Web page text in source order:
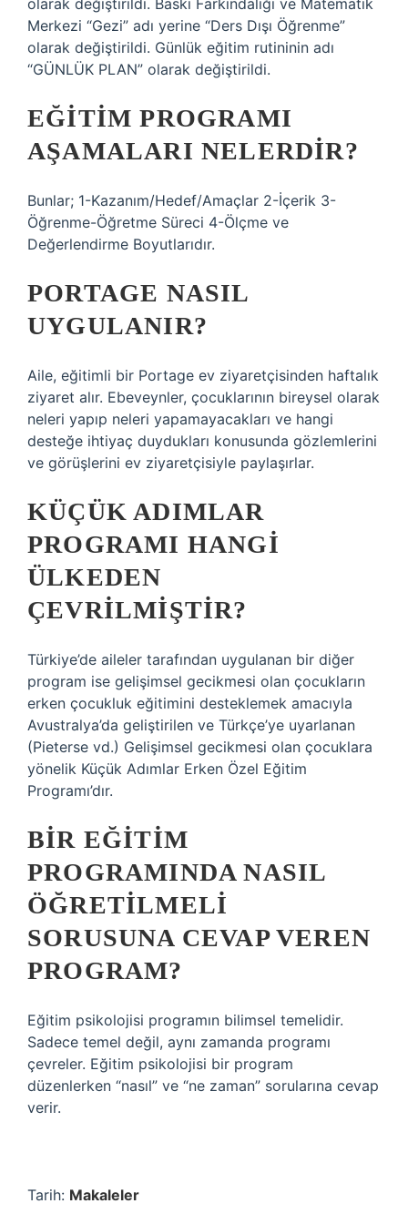
olarak değiştirildi. Baskı Farkındalığı ve Matematik
Merkezi “Gezi” adı yerine “Ders Dışı Öğrenme”
olarak değiştirildi. Günlük eğitim rutininin adı
“GÜNLÜK PLAN” olarak değiştirildi.
EĞITIM PROGRAMI
AŞAMALARI NELERDIR?
Bunlar; 1-Kazanım/Hedef/Amaçlar 2-İçerik 3-
Öğrenme-Öğretme Süreci 4-Ölçme ve
Değerlendirme Boyutlarıdır.
PORTAGE NASIL
UYGULANIR?
Aile, eğitimli bir Portage ev ziyaretçisinden haftalık
ziyaret alır. Ebeveynler, çocuklarının bireysel olarak
neleri yapıp neleri yapamayacakları ve hangi
desteğe ihtiyaç duydukları konusunda gözlemlerini
ve görüşlerini ev ziyaretçisiyle paylaşırlar.
KÜÇÜK ADIMLAR
PROGRAMI HANGI
ÜLKEDEN
ÇEVRILMIŞTIR?
Türkiye’de aileler tarafından uygulanan bir diğer
program ise gelişimsel gecikmesi olan çocukların
erken çocukluk eğitimini desteklemek amacıyla
Avustralya’da geliştirilen ve Türkçe’ye uyarlanan
(Pieterse vd.) Gelişimsel gecikmesi olan çocuklara
yönelik Küçük Adımlar Erken Özel Eğitim
Programı’dır.
BIR EĞITIM
PROGRAMINDA NASIL
ÖĞRETILMELI
SORUSUNA CEVAP VEREN
PROGRAM?
Eğitim psikolojisi programın bilimsel temelidir.
Sadece temel değil, aynı zamanda programı
çevreler. Eğitim psikolojisi bir program
düzenlerken “nasıl” ve “ne zaman” sorularına cevap
verir.
Tarih: Makaleler